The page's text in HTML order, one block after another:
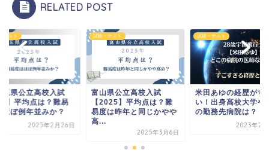
RELATED POST
テスト
玉県公立高校入試
】平均点は？難易
ほぼ例年並みか？
2025年2月26日
試験・テスト
富山県公立高校入試
【2025】平均点は？難
易度は昨年と同じかやや
高...
2025年3月6日
試験・テスト
米田あゆの経歴がす
い！出身高校大学や
の勤務先病院は？
2023年2